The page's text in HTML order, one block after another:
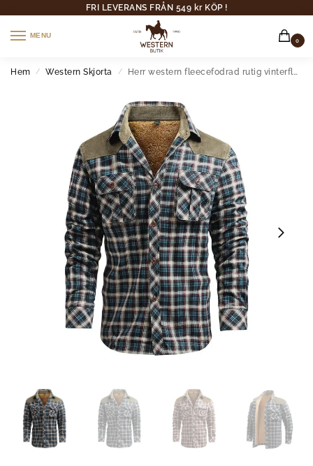
FRI LEVERANS FRÅN 549 kr KÖP !
MENU
0
Hem / Western Skjorta / Herr western fleecefodrad rutig vinterflanellskjorta